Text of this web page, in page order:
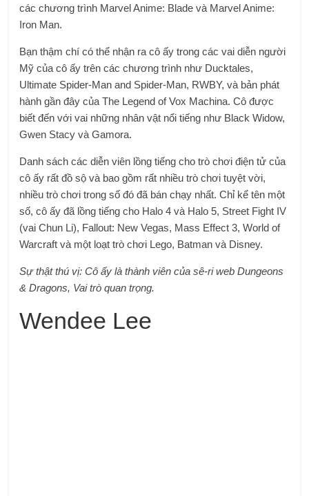
các chương trình Marvel Anime: Blade và Marvel Anime:
Iron Man.
Bạn thậm chí có thể nhận ra cô ấy trong các vai diễn người
Mỹ của cô ấy trên các chương trình như Ducktales,
Ultimate Spider-Man and Spider-Man, RWBY, và bản phát
hành gần đây của The Legend of Vox Machina. Cô được
biết đến với vai những nhân vật nổi tiếng như Black Widow,
Gwen Stacy và Gamora.
Danh sách các diễn viên lồng tiếng cho trò chơi điện tử của
cô ấy rất đồ sộ và bao gồm rất nhiều trò chơi tuyệt vời,
nhiều trò chơi trong số đó đã bán chạy nhất. Chỉ kể tên một
số, cô ấy đã lồng tiếng cho Halo 4 và Halo 5, Street Fight IV
(vai Chun Li), Fallout: New Vegas, Mass Effect 3, World of
Warcraft và một loạt trò chơi Lego, Batman và Disney.
Sự thật thú vị: Cô ấy là thành viên của sê-ri web Dungeons
& Dragons, Vai trò quan trọng.
Wendee Lee